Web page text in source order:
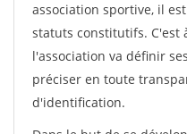
association sportive, il
statuts constitutifs. C'est
l'association va définir
préciser en toute
d'identification.